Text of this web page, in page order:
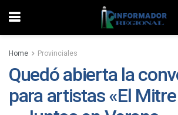
Home Provinciales
Quedó abierta la
para artistas «El